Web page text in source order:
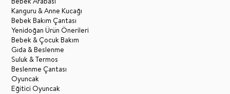
Kanguru & Anne Kucağı
Bebek Bakım Çantası
Yenidoğan Ürün Önerileri
Bebek & Çocuk Bakım
Gıda & Beslenme
Suluk & Termos
Beslenme Çantası
Oyuncak
Eğitici Oyuncak